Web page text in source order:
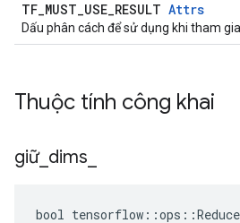
TF_MUST_USE_RESULT Attrs
Dấu phân cách để sử dụng khi tham gia.
Thuộc tính công khai
giữ_ dims
bool